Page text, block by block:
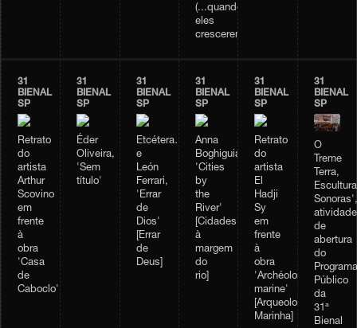
(...quando
eles
crescerem...)]
31
BIENAL
SP
Retrato
do
artista
Arthur
Scovino
em
frente
à
obra
'Casa
de
Caboclo'
31
BIENAL
SP
Éder
Oliveira,
'Sem
título'
31
BIENAL
SP
Etcétera…
e
León
Ferrari,
'Errar
de
Dios'
[Errar
de
Deus]
31
BIENAL
SP
Anna
Boghiguian,
'Cities
by
the
River'
[Cidades
à
margem
do
rio]
31
BIENAL
SP
Retrato
do
artista
El
Hadji
Sy
em
frente
à
obra
'Archéologie
marine'
[Arqueologia
Marinha]
31
BIENAL
SP
O
Treme
Terra,
Sonoras',
atividade
de
abertura
do
Programa
Público
da
31ª
Bienal